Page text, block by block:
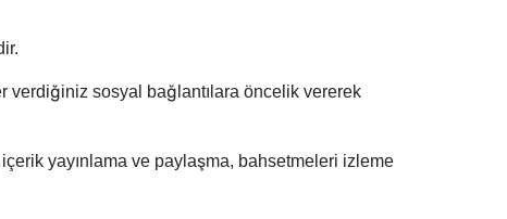
verdiğiniz sosyal bağlantılara öncelik vererek
yayınlama ve paylaşma, bahsetmeleri izleme